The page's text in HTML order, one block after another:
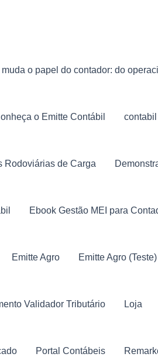
o papel do contador: do
o Emitte Contábil contabil
Rodoviárias de Carga
Ebook Gestão MEI para
Emitte Agro Emitte Agro (Teste)
Validador Tributário Loja
Portal Contábeis